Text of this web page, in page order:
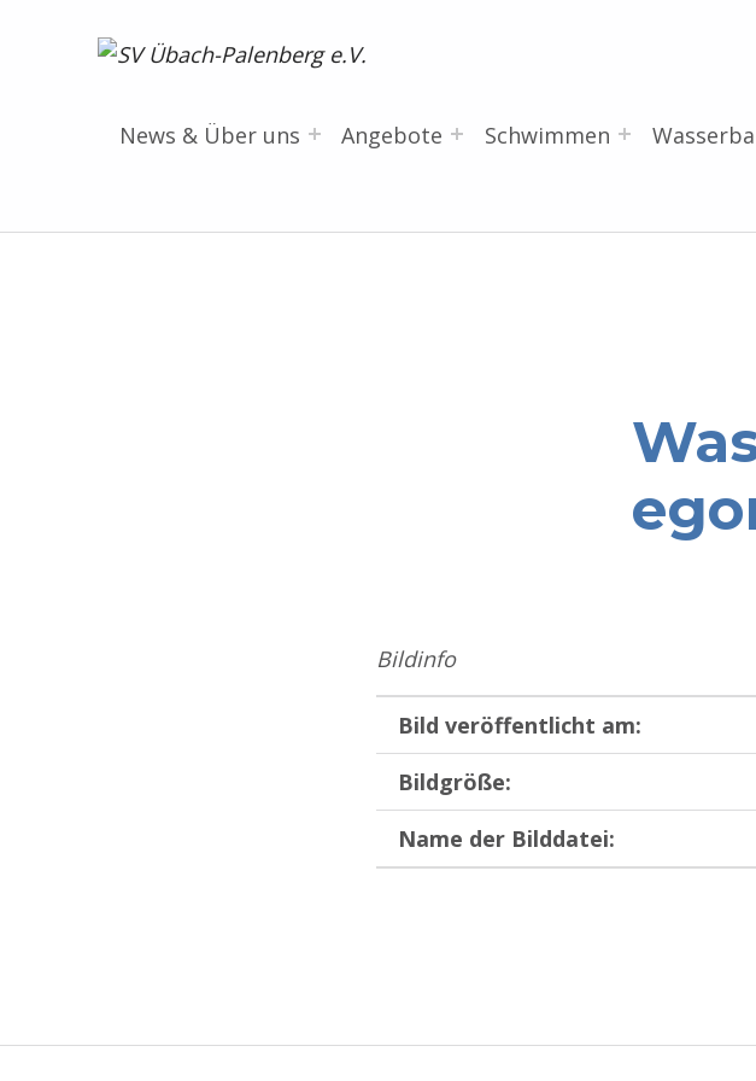
News & Über uns Angebote Schwimmen
Bildinfo
Bild veröffentlicht am:
Bildgröße:
Name der Bilddatei:
Zurück zur Hauptnavigation springen
Beitragsnavigation